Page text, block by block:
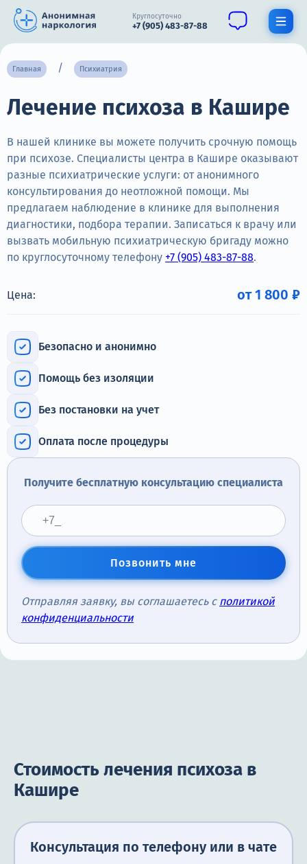
Круглосуточно
+7 (905) 483-87-88
О нас
Алкоголизм
Нарколог
Стационар
Психиатрия
Контакты
+7 (905) 483-87-88
Адрес call-центра
Кашира, ул. Больничная, 1А
Главная Психиатрия
Лечение психоза в Кашире
В нашей клинике вы можете получить срочную помощь
при психозе. Специалисты центра в Кашире оказывают
разные психиатрические услуги: от анонимного
консультирования до неотложной помощи. Мы
предлагаем наблюдение в клинике для выполнения
диагностики, подбора терапии. Записаться к врачу или
вызвать мобильную психиатрическую бригаду можно
по круглосуточному телефону +7 (905) 483-87-88.
Цена: от 1 800 ₽
Безопасно и анонимно
Помощь без изоляции
Без постановки на учет
Оплата после процедуры
Получите бесплатную консультацию специалиста
Позвонить мне
Отправляя заявку, вы соглашаетесь с политикой
конфиденциальности
Стоимость лечения психоза в
Кашире
Консультация по телефону или в чате